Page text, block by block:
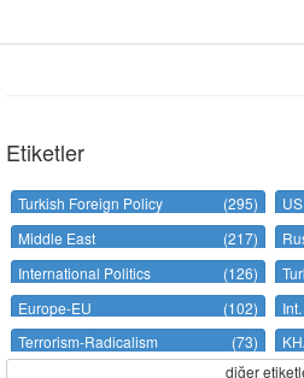
Etiketler
Turkish Foreign Policy (295) US
Middle East
(217)
International Politics
(126)
Europe-EU
(102)
Terrorism-Radicalism
(73)
diğer